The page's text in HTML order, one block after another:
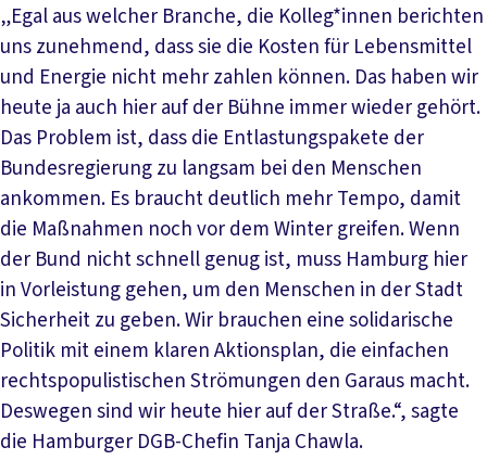
„Egal aus welcher Branche, die Kolleg*innen berichten
uns zunehmend, dass sie die Kosten für Lebensmittel
und Energie nicht mehr zahlen können. Das haben wir
heute ja auch hier auf der Bühne immer wieder gehört.
Das Problem ist, dass die Entlastungspakete der
Bundesregierung zu langsam bei den Menschen
ankommen. Es braucht deutlich mehr Tempo, damit
die Maßnahmen noch vor dem Winter greifen. Wenn
der Bund nicht schnell genug ist, muss Hamburg hier
in Vorleistung gehen, um den Menschen in der Stadt
Sicherheit zu geben. Wir brauchen eine solidarische
Politik mit einem klaren Aktionsplan, die einfachen
rechtspopulistischen Strömungen den Garaus macht.
Deswegen sind wir heute hier auf der Straße.“, sagte
die Hamburger DGB-Chefin Tanja Chawla.